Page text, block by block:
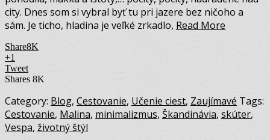
city. Dnes som si vybral byť tu pri jazere bez ničoho a
sám. Je ticho, hladina je veľké zrkadlo, Read More
Share8K
+1
Tweet
Shares 8K
Category: Blog, Cestovanie, Učenie ciest, Zaujímavé Tags:
Cestovanie, Malina, minimalizmus, Škandinávia, skúter,
Vespa, životný štýl